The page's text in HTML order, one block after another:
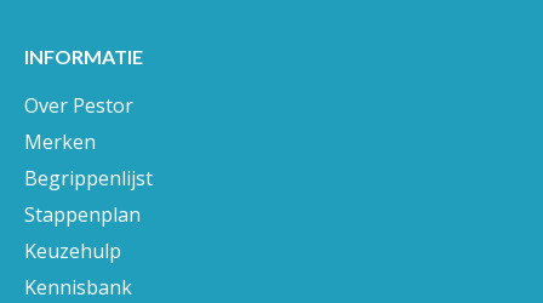
INFORMATIE
Over Pestor
Merken
Begrippenlijst
Stappenplan
Keuzehulp
Kennisbank